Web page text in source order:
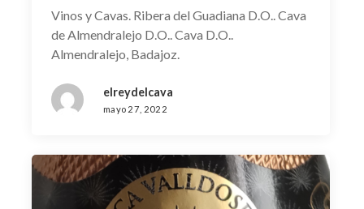
Vinos y Cavas. Ribera del Guadiana D.O.. Cava
de Almendralejo D.O.. Cava D.O..
Almendralejo, Badajoz.
elreydelcava
mayo 27, 2022